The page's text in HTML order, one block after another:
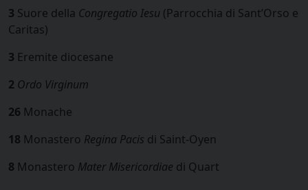
3 Suore della Congregatio Iesu (Parrocchia di Sant’Orso e
Caritas)
3 Eremite diocesane
2 Ordo Virginum
26 Monache
18 Monastero Regina Pacis di Saint-Oyen
8 Monastero Mater Misericordiae di Quart